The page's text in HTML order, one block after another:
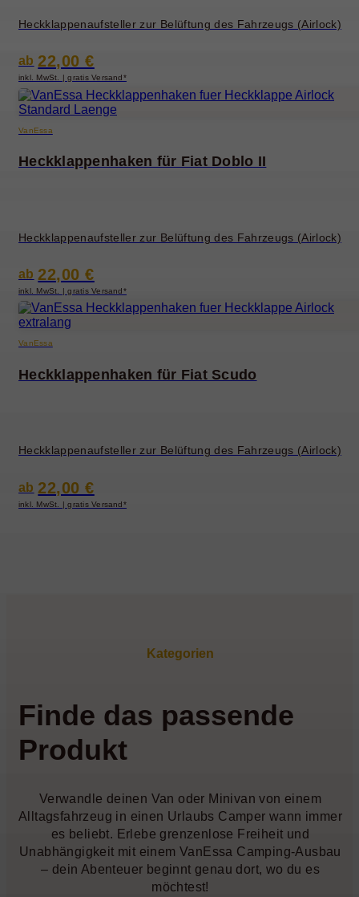
Heckklappenaufsteller zur Belüftung des Fahrzeugs (Airlock)
ab 22,00 €
inkl. MwSt. | gratis Versand*
VanEssa
Heckklappenhaken für Fiat Doblo II
Heckklappenaufsteller zur Belüftung des Fahrzeugs (Airlock)
ab 22,00 €
inkl. MwSt. | gratis Versand*
VanEssa
Heckklappenhaken für Fiat Scudo
Heckklappenaufsteller zur Belüftung des Fahrzeugs (Airlock)
ab 22,00 €
inkl. MwSt. | gratis Versand*
Kategorien
Finde das passende
Produkt
Verwandle deinen Van oder Minivan von einem
Alltagsfahrzeug in einen Urlaubs Camper wann immer
es beliebt. Erlebe grenzenlose Freiheit und
Unabhängigkeit mit einem VanEssa Camping-Ausbau
– dein Abenteuer beginnt genau dort, wo du es
möchtest!